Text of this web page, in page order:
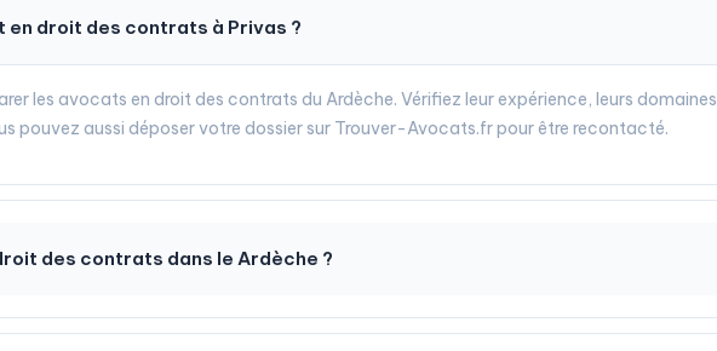
droit des contrats à Privas ?
les avocats en droit des contrats du Ardèche. Vérifiez leur expérience, leurs domaines
pouvez aussi déposer votre dossier sur Trouver-Avocats.fr pour être recontacté.
des contrats dans le Ardèche ?